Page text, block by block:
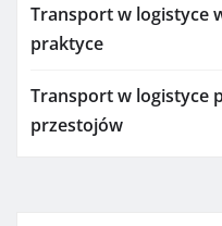
Transport w logistyce
praktyce
Transport w logistyce
przestojów